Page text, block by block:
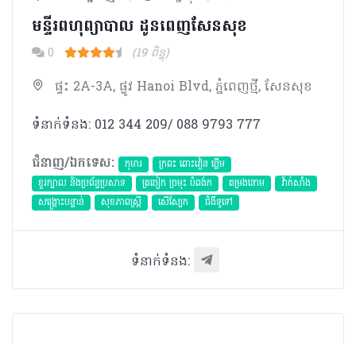
មន្ទីរពហុព្យាបាល ដូនពេញសែនសុខ
0 (19 ពិន្ទុ)
ផ្ទះ 2A-3A, ផ្លូវ Hanoi Blvd, ភ្នំពេញថ្មី, សែនសុខ
ទំនាក់ទំនង: 012 344 209/ 088 9793 777
ជំនាញ/ឯកទេស:
កុមារ
ក្រពះ ពោះវៀន ថ្លើម
ខួរក្បាល និងប្រព័ន្ធប្រសាទ
ត្រចៀក ច្រមុះ បំពង់ក តម្រងនោម
វ៉ាក់សាំង
សង្គ្រោះបន្ទាន់
សុខភាពស្រ្តី សើស្បែក ជំងឺទូទៅ
ទំនាក់ទំនង: